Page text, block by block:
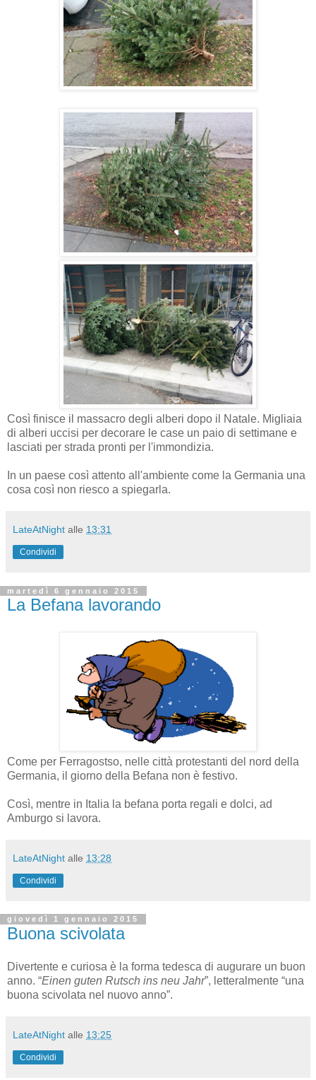
Così finisce il massacro degli alberi dopo il Natale. Migliaia
di alberi uccisi per decorare le case un paio di settimane e
lasciati per strada pronti per l'immondizia.
In un paese così attento all'ambiente come la Germania una
cosa così non riesco a spiegarla.
LateAtNight alle 13:31
Condividi
martedì 6 gennaio 2015
La Befana lavorando
Come per Ferragostso, nelle città protestanti del nord della
Germania, il giorno della Befana non è festivo.
Così, mentre in Italia la befana porta regali e dolci, ad
Amburgo si lavora.
LateAtNight alle 13:28
Condividi
giovedì 1 gennaio 2015
Buona scivolata
Divertente e curiosa è la forma tedesca di augurare un buon
anno. “Einen guten Rutsch ins neu Jahr”, letteralmente “una
buona scivolata nel nuovo anno”.
LateAtNight alle 13:25
Condividi